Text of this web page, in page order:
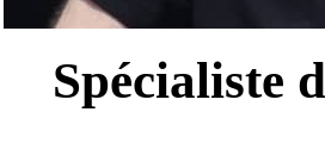
Spécialiste